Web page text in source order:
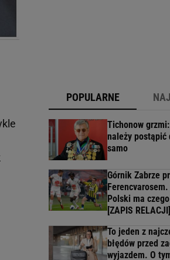
POPULARNE
Tichonow
należy postąpić
samo
Górnik Zabrze
Polski ma
[ZAPIS RELACJI]
To jeden z
błędów przed
wyjazdem. O